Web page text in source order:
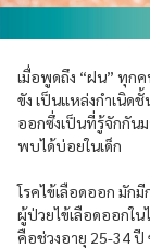
เมื่อพูดถึง “ฝน” ทุก
ขัง เป็นแหล่งกำเนิด
ออกซึ่งเป็นที่รู้จักกัน
พบได้บ่อยในเด็ก
โรคไข้เลือดออก มัก
ผู้ป่วยไข้เลือดออกใ
คือช่วงอายุ 25-34 ปี